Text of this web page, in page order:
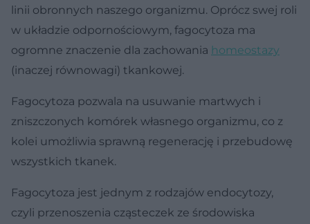
linii obronnych naszego organizmu. Oprócz swej roli
w układzie odpornościowym, fagocytoza ma
ogromne znaczenie dla zachowania homeostazy
(inaczej równowagi) tkankowej.
Fagocytoza pozwala na usuwanie martwych i
zniszczonych komórek własnego organizmu, co z
kolei umożliwia sprawną regenerację i przebudowę
wszystkich tkanek.
Fagocytoza jest jednym z rodzajów endocytozy,
czyli przenoszenia cząsteczek ze środowiska